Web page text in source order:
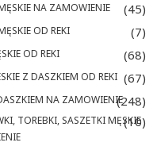
NA ZAMOWIENIE (45)
OD REKI (7)
OD REKI (68)
Z DASZKIEM OD REKI (67)
NA ZAMOWIENIE(248)
TOREBKI, SASZETKI MĘSKIE
(10)